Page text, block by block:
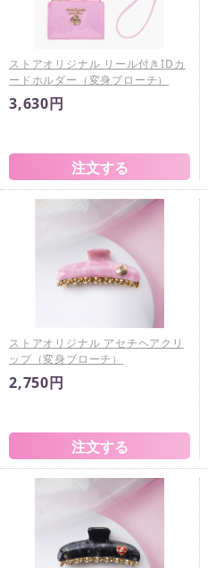
ストアオリジナル リール付きIDカ
ードホルダー（変身ブローチ）
3,630円
ストアオリジナル アセチヘアクリ
ップ（変身ブローチ）
2,750円